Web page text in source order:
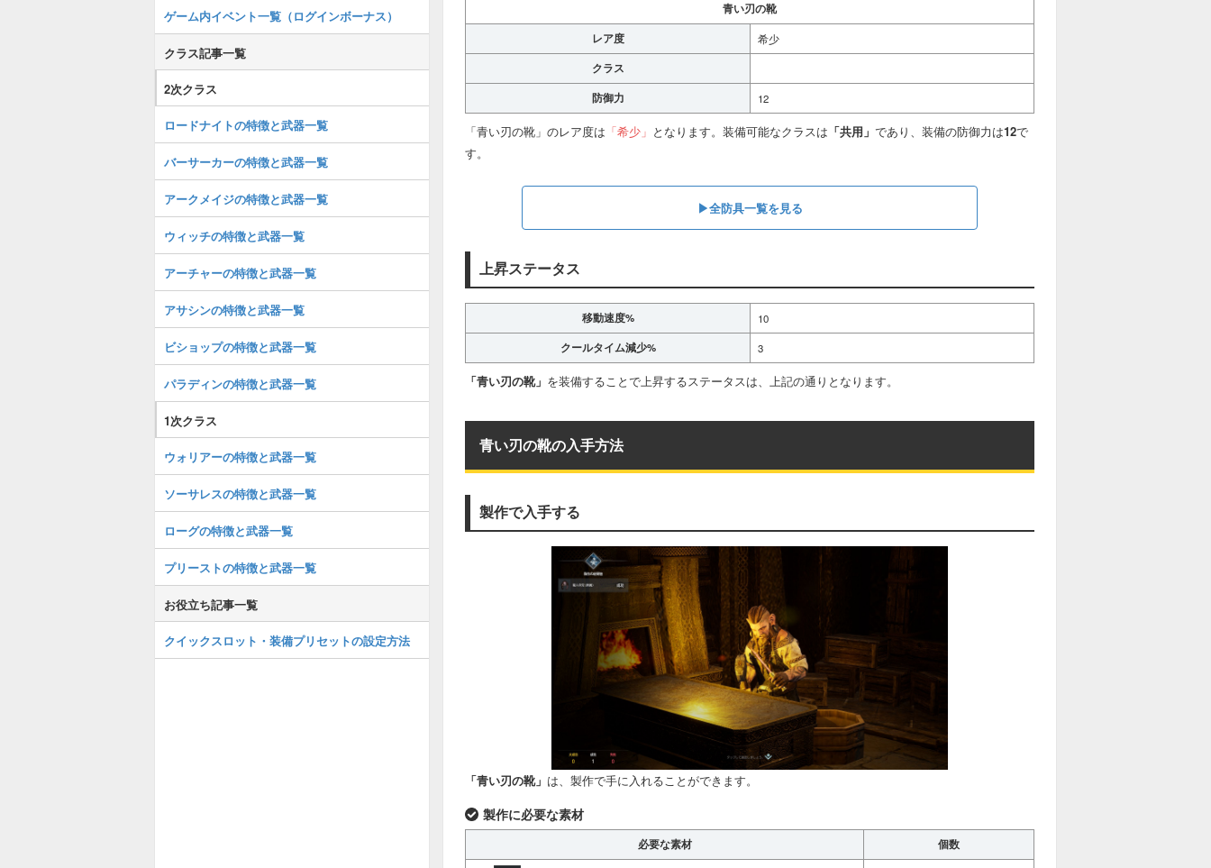
青い刃の靴
レア度
希少
クラス
防御力
12
「青い刃の靴」のレア度は 「希少」 となります。装備可能なクラスは 「共用」 であり、装備の防御力は12で
す。
▶全防具一覧を見る
上昇ステータス
移動速度% 10
クールタイム減少% 3
「青い刃の靴」 を装備することで上昇するステータスは、上記の通りとなります。
青い刃の靴の入手方法
製作で入手する
「青い刃の靴」 は、製作で手に入れることができます。
製作に必要な素材
必要な素材 個数
ゲーム内イベント一覧（ログインボーナス）
クラス記事一覧
2次クラス
ロードナイトの特徴と武器一覧
バーサーカーの特徴と武器一覧
アークメイジの特徴と武器一覧
ウィッチの特徴と武器一覧
アーチャーの特徴と武器一覧
アサシンの特徴と武器一覧
ビショップの特徴と武器一覧
パラディンの特徴と武器一覧
1次クラス
ウォリアーの特徴と武器一覧
ソーサレスの特徴と武器一覧
ローグの特徴と武器一覧
プリーストの特徴と武器一覧
お役立ち記事一覧
クイックスロット・装備プリセットの設定方法